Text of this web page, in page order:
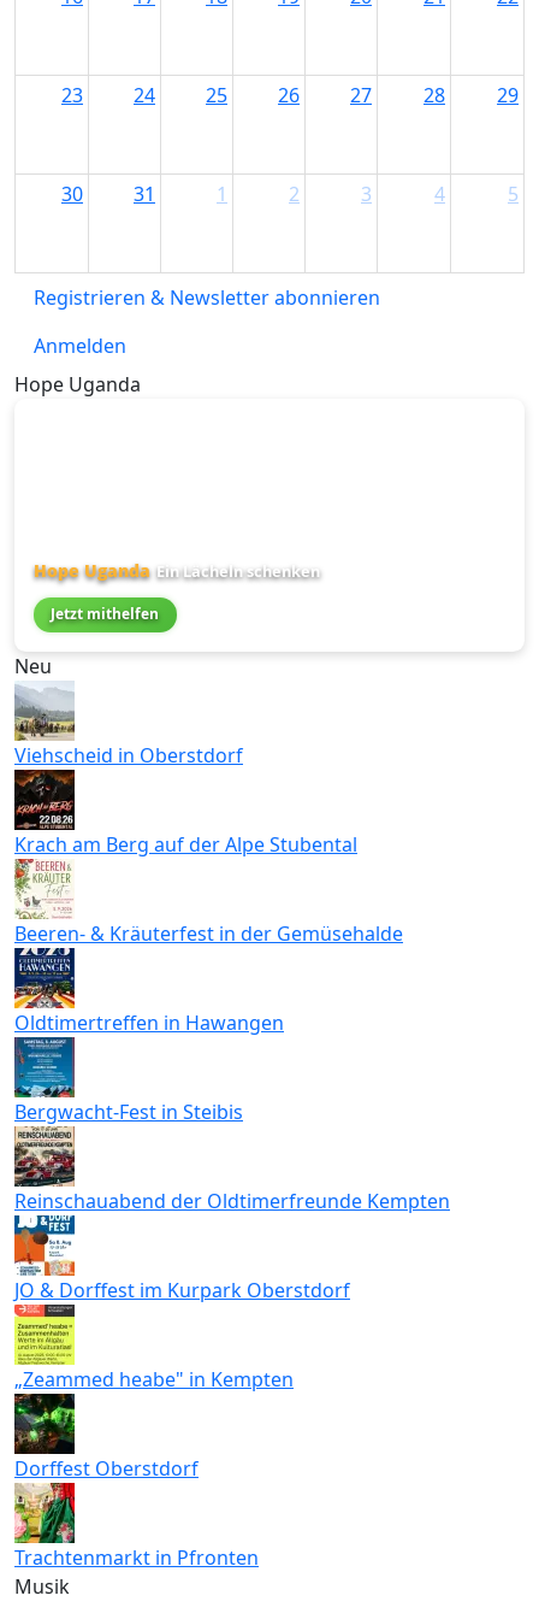
23 24 25 26 27 28 29
30 31 1 2 3 4 5
Registrieren & Newsletter abonnieren
Anmelden
Hope Uganda
Hope Uganda Ein Lächeln schenken
Jetzt mithelfen
Neu
Viehscheid in Oberstdorf
Krach am Berg auf der Alpe Stubental
Beeren- & Kräuterfest in der Gemüsehalde
Oldtimertreffen in Hawangen
Bergwacht-Fest in Steibis
Reinschauabend der Oldtimerfreunde Kempten
JO & Dorffest im Kurpark Oberstdorf
„Zeammed heabe" in Kempten
Dorffest Oberstdorf
Trachtenmarkt in Pfronten
Musik